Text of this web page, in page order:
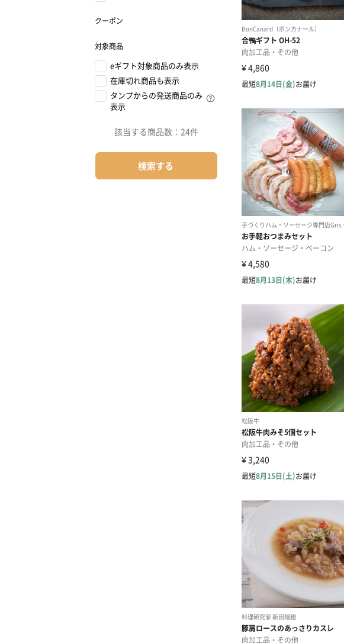
クーポン
対象商品
eギフト対象商品のみ表示
在庫切れ商品も表示
タンプからの発送商品のみ
表示
該当する商品数： 24件
検索する